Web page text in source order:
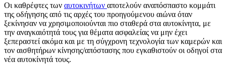
Οι καθρέφτες των αυτοκινήτων αποτελούν αναπόσπαστο κομμάτι
της οδήγησης από τις αρχές του προηγούμενου αιώνα όταν
ξεκίνησαν να χρησιμοποιούνται πιο σταθερά στα αυτοκίνητα, με
την αναγκαιότητά τους για θέματα ασφαλείας να μην έχει
ξεπεραστεί ακόμα και με τη σύγχρονη τεχνολογία των καμερών και
τον αισθητήρων κίνησης/απόστασης που εγκαθιστούν οι οδηγοί στα
νέα αυτοκίνητά τους.